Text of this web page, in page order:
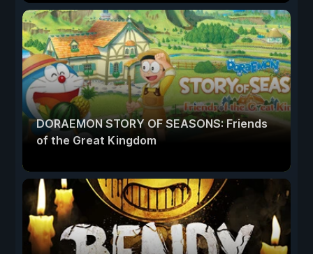
DORAEMON STORY OF SEASONS: Friends
of the Great Kingdom